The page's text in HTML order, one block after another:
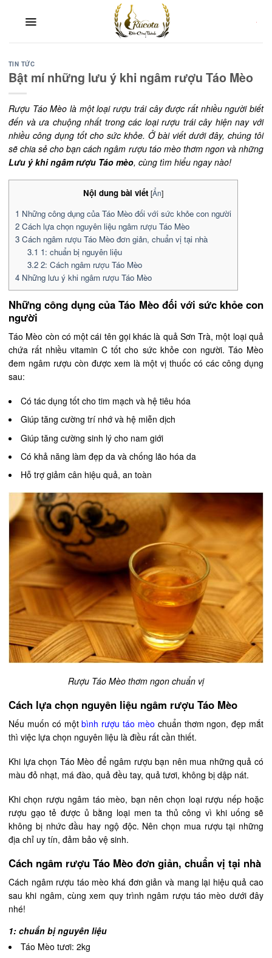
TIN TỨC
Bật mí những lưu ý khi ngâm rượu Táo Mèo
Rượu Táo Mèo là một loại rượu trái cây được rất nhiều người biết
đến và ưa chuộng nhất trong các loại rượu trái cây hiện nay với
nhiều công dụng tốt cho sức khỏe. Ở bài viết dưới đây, chúng tôi
sẽ chia sẻ cho bạn cách ngâm rượu táo mèo thơm ngon và những
Lưu ý khi ngâm rượu Táo mèo, cùng tìm hiểu ngay nào!
Nội dung bài viết [Ẩn]
1 Những công dụng của Táo Mèo đối với sức khỏe con người
2 Cách lựa chọn nguyên liệu ngâm rượu Táo Mèo
3 Cách ngâm rượu Táo Mèo đơn giản, chuẩn vị tại nhà
3.1 1: chuẩn bị nguyên liệu
3.22: Cách ngâm rượu Táo Mèo
4 Những lưu ý khi ngâm rượu Táo Mèo
Những công dụng của Táo Mèo đối với sức khỏe con
người
Táo Mèo còn có một cái tên gọi khác là quả Sơn Trà, một loại quả
chứa rất nhiều vitamin C tốt cho sức khỏe con người. Táo Mèo
đem ngâm rượu còn được xem là một vị thuốc có các công dụng
sau:
Có tác dụng tốt cho tim mạch và hệ tiêu hóa
Giúp tăng cường trí nhớ và hệ miễn dịch
Giúp tăng cường sinh lý cho nam giới
Có khả năng làm đẹp da và chống lão hóa da
Hỗ trợ giảm cân hiệu quả, an toàn
Rượu Táo Mèo thơm ngon chuẩn vị
Cách lựa chọn nguyên liệu ngâm rượu Táo Mèo
Nếu muốn có mộtbình rượu táo mèo chuẩn thơm ngon, đẹp mắt
thì việc lựa chọn nguyên liệu là điều rất cần thiết.
Khi lựa chọn Táo Mèo để ngâm rượu bạn nên mua những quả có
màu đỏ nhạt, má đào, quả đều tay, quả tươi, không bị dập nát.
Khi chọn rượu ngâm táo mèo, bạn nên chọn loại rượu nếp hoặc
rượu gạo tẻ được ủ bằng loại men ta thủ công vì khi uống sẽ
không bị nhức đầu hay ngộ độc. Nên chọn mua rượu tại những
địa chỉ uy tín, đảm bảo vệ sinh.
Cách ngâm rượu Táo Mèo đơn giản, chuẩn vị tại nhà
Cách ngâm rượu táo mèo khá đơn giản và mang lại hiệu quả cao
sau khi ngâm, cùng xem quy trình ngâm rượu táo mèo dưới đây
nhé!
1: chuẩn bị nguyên liệu
Táo Mèo tươi: 2kg